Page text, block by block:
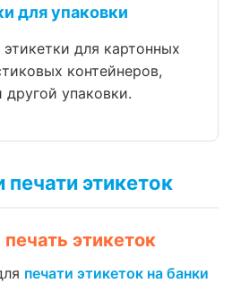
для упаковки
для картонных
контейнеров,
другой упаковки.
печати этикеток
этикеток
печати этикеток на банки